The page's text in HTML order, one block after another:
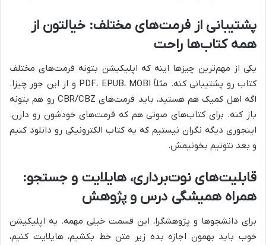
پشتیبانی از فرمت‌های مختلف: خیالتون از
همه کتاب‌ها راحت
یکی از مهم‌ترین چیزها اینه که اپلیکیشن بتونه فرمت‌های مختلف
کتاب رو پشتیبانی کنه. مثلاً PDF، EPUB، MOBI و از این جور چیزا.
اگه اهل کمیک هم هستید، باید فرمت‌های CBR/CBZ رو هم بتونه
باز کنه. برای کتاب‌های صوتی هم که فرمت‌های خودشون رو دارن.
اینجوری دیگه نگران نیستیم که یه کتاب الکترونیکی رو دانلود کنیم
و بعد نتونیم بخونیمش.
قابلیت‌های نوت‌برداری، هایلایت و جستجو:
همراه همیشگی درس و پژوهش
برای دانشجوها و پژوهشگرا، این قسمت خیلی مهمه. یه اپلیکیشن
خوب باید بهمون اجازه بده زیر متن خط بکشیم، هایلایت کنیم،